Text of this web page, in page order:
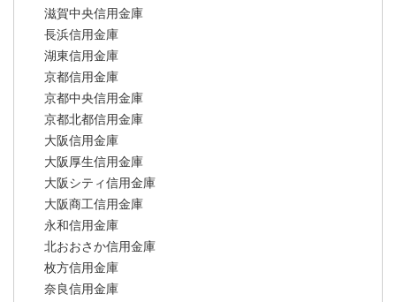
滋賀中央信用金庫
長浜信用金庫
湖東信用金庫
京都信用金庫
京都中央信用金庫
京都北都信用金庫
大阪信用金庫
大阪厚生信用金庫
大阪シティ信用金庫
大阪商工信用金庫
永和信用金庫
北おおさか信用金庫
枚方信用金庫
奈良信用金庫